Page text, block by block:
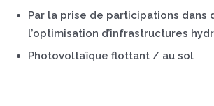
Par la prise de participations
l’optimisation d’infrastructures
Photovoltaïque flottant / au sol